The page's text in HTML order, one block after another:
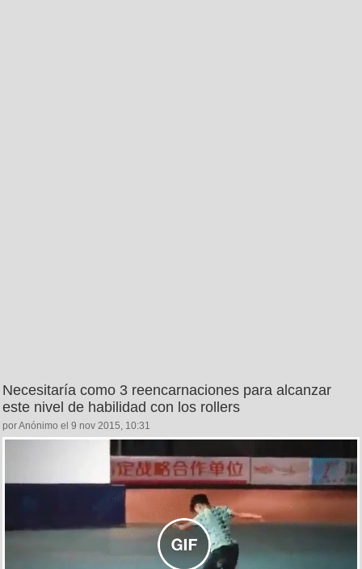
Necesitaría como 3 reencarnaciones para alcanzar
este nivel de habilidad con los rollers
por Anónimo el 9 nov 2015, 10:31